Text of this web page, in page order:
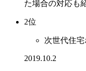
た場合の対応も
2位
次世代住
2019.10.2